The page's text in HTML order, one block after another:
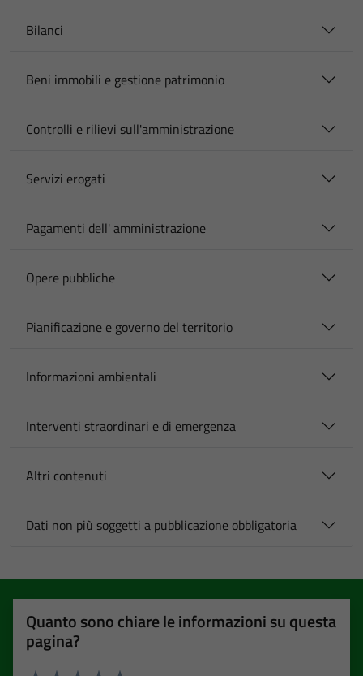
Bilanci
Beni immobili e gestione patrimonio
Controlli e rilievi sull'amministrazione
Servizi erogati
Pagamenti dell' amministrazione
Opere pubbliche
Pianificazione e governo del territorio
Informazioni ambientali
Interventi straordinari e di emergenza
Altri contenuti
Dati non più soggetti a pubblicazione obbligatoria
Quanto sono chiare le informazioni su questa
pagina?